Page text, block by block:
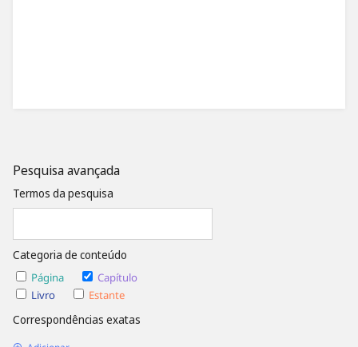
Pesquisa avançada
Termos da pesquisa
Categoria de conteúdo
Página
Capítulo
Livro
Estante
Correspondências exatas